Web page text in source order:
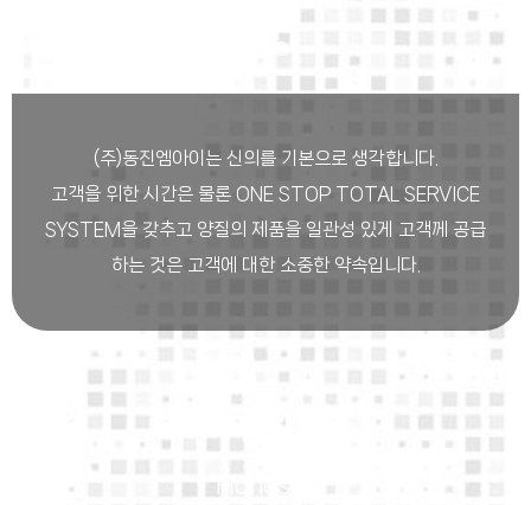
Trust
(주)동진엠아이는 신의를 기본으로 생각합니다.
고객을 위한 시간은 물론 ONE STOP TOTAL SERVICE
SYSTEM을 갖추고 양질의 제품을 일관성 있게 고객께 공급
하는 것은 고객에 대한 소중한 약속입니다.
정직
Honesty